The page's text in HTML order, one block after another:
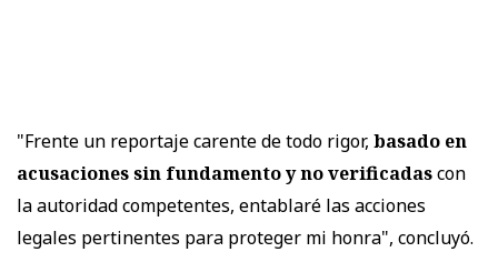
"Frente un reportaje carente de todo rigor, basado en
acusaciones sin fundamento y no verificadascon
la autoridad competentes, entablaré las acciones
legales pertinentes para proteger mi honra", concluyó.